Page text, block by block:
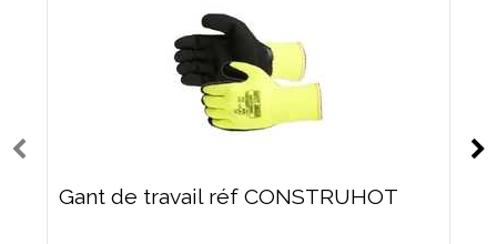
Gant de travail réf CONSTRUHOT